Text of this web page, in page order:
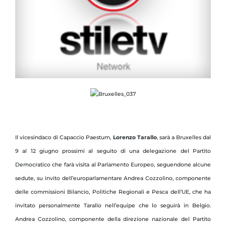
Il vicesindaco di Capaccio Paestum, Lorenzo Tarallo, sarà a Bruxelles dal
9 al 12 giugno prossimi al seguito di una delegazione del Partito
Democratico che farà visita al Parlamento Europeo, seguendone alcune
sedute, su invito dell’europarlamentare Andrea Cozzolino, componente
delle commissioni Bilancio, Politiche Regionali e Pesca dell’UE, che ha
invitato personalmente Tarallo nell’equipe che lo seguirà in Belgio.
Andrea Cozzolino, componente della direzione nazionale del Partito